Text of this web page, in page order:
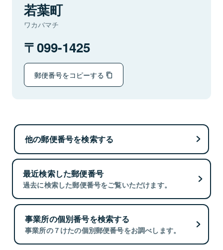
若葉町
ワカバマチ
099-1425
郵便番号をコピーする
他の郵便番号を検索する
最近検索した郵便番号
過去に検索した郵便番号をご覧いただけます。
事業所の個別番号を検索する
事業所の７けたの個別郵便番号をお調べします。